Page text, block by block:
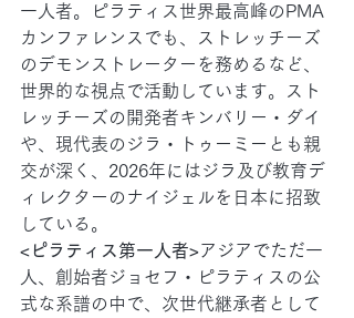
一人者。ピラティス世界最高峰のPMA
カンファレンスでも、ストレッチーズ
のデモンストレーターを務めるなど、
世界的な視点で活動しています。スト
レッチーズの開発者キンバリー・ダイ
や、現代表のジラ・トゥーミーとも親
交が深く、2026年にはジラ及び教育デ
ィレクターのナイジェルを日本に招致
している。
<ピラティス第一人者>アジアでただ一
人、創始者ジョセフ・ピラティスの公
式な系譜の中で、次世代継承者として